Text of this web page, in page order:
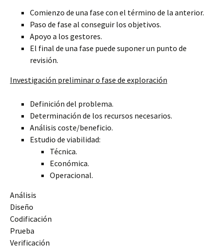
Comienzo de una fase con el término de la anterior.
Paso de fase al conseguir los objetivos.
Apoyo a los gestores.
El final de una fase puede suponer un punto de
revisión.
Investigación preliminar o fase de exploración
Definición del problema.
Determinación de los recursos necesarios.
Análisis coste/beneficio.
Estudio de viabilidad:
Técnica.
Económica.
Operacional.
Análisis
Diseño
Codificación
Prueba
Verificación